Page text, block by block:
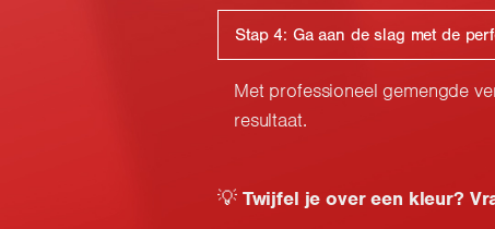
Stap 4: Ga aan de slag met de
Met professioneel gemengde
resultaat.
💡 Twijfel je over een kleur?